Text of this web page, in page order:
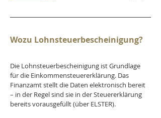
Wozu Lohnsteuerbescheinigung?
Die Lohnsteuerbescheinigung ist Grundlage
für die Einkommensteuererklärung. Das
Finanzamt stellt die Daten elektronisch bereit
– in der Regel sind sie in der Steuererklärung
bereits vorausgefüllt (über ELSTER).